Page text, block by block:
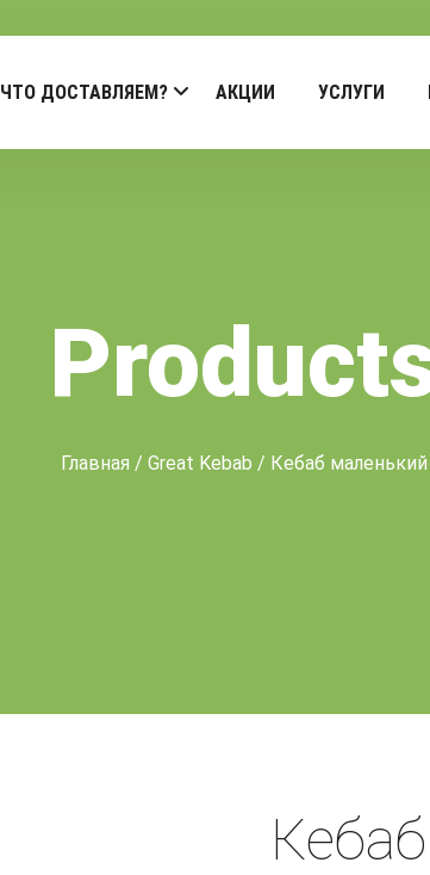
ЧТО ДОСТАВЛЯЕМ? АКЦИИ УСЛУГИ
Главная / Great Kebab / Кебаб маленький